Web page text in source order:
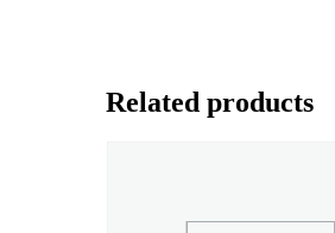
Related products